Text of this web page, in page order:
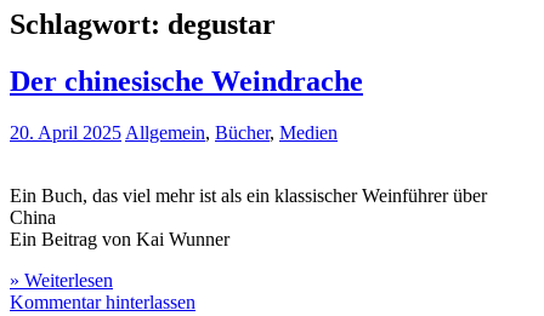
Schlagwort: degustar
Der chinesische Weindrache
20. April 2025 Allgemein, Bücher, Medien
Ein Buch, das viel mehr ist als ein klassischer Weinführer über
China
Ein Beitrag von Kai Wunner
» Weiterlesen
Kommentar hinterlassen